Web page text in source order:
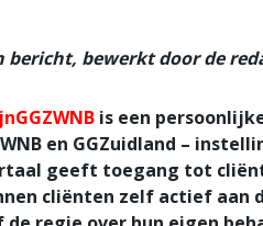
bericht, bewerkt door de
is een
en GGZuidland –
geeft toegang tot
cliënten zelf actief aan